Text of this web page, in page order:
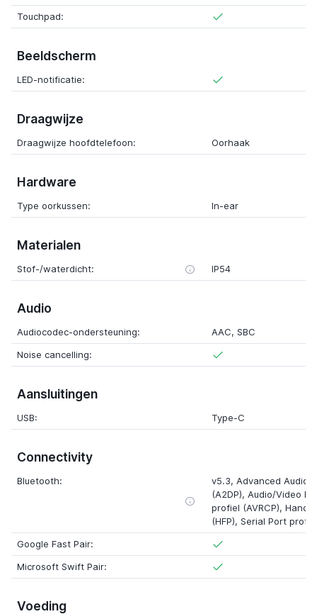
Touchpad:
Beeldscherm
LED-notificatie:
Draagwijze
Draagwijze hoofdtelefoon: Oorhaak
Hardware
Type oorkussen: In-ear
Materialen
Stof-/waterdicht: IP54
Audio
Audiocodec-ondersteuning:
AAC, SBC
Noise cancelling:
Aansluitingen
USB: Type-C
Connectivity
Bluetooth:
v5.3, Advanced Audio
(A2DP), Audio/Video
profiel (AVRCP),
(HFP), Serial Port
Google Fast Pair:
Microsoft Swift Pair:
Voeding